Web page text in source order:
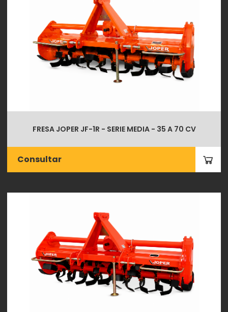
FRESA JOPER JF-1R - SERIE MEDIA - 35 A 70 CV
Consultar